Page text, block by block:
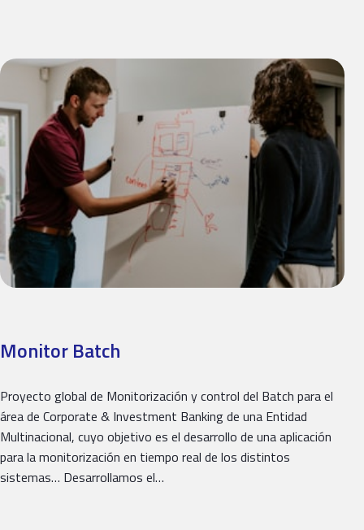
Monitor Batch
Proyecto global de Monitorización y control del Batch para el
área de Corporate & Investment Banking de una Entidad
Multinacional, cuyo objetivo es el desarrollo de una aplicación
para la monitorización en tiempo real de los distintos
sistemas… Desarrollamos el…